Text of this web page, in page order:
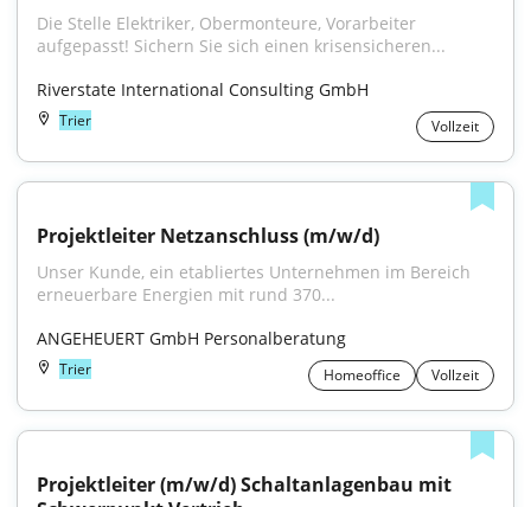
Die Stelle Elektriker, Obermonteure, Vorarbeiter
aufgepasst! Sichern Sie sich einen krisensicheren...
Riverstate International Consulting GmbH
Trier Vollzeit
Projektleiter Netzanschluss (m/w/d)
Unser Kunde, ein etabliertes Unternehmen im Bereich
erneuerbare Energien mit rund 370...
ANGEHEUERT GmbH Personalberatung
Trier Homeoffice Vollzeit
Projektleiter (m/w/d) Schaltanlagenbau mit